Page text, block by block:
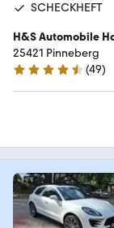
SCHECKHEFT
H&S Automobile
25421 Pinneberg
4.6 Sterne
(49)